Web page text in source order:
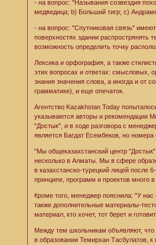
- на вопрос: "Называния созвездия
медведица; b) Больший тигр; с)
- на вопрос: "Спутниковая связь"
поверхностях здании распрострянять
возможность определить точку
Лексика и орфография, а также
этих вопросах и ответах: смысловых,
знания значения слова, а иногда и от
грамматике), и еще опечаток.
Агентство Kazakhstan Today
указываются авторы и рекомендации
"Достык", и в ходе разговора с
является Багдат Есембеков, но
"Мы общеказахстанский центр
несколько в Алматы. Мы в сфере
в казахстанско-турецкий лицей после
принципе, программ и проектов много
Кроме того, менеджер пояснила: "У
также дополнительные материалы-
материал, кто хочет, тот берет и
Между тем школьникам объявляют, что
в образовании Темирхан Тасбулатов, к